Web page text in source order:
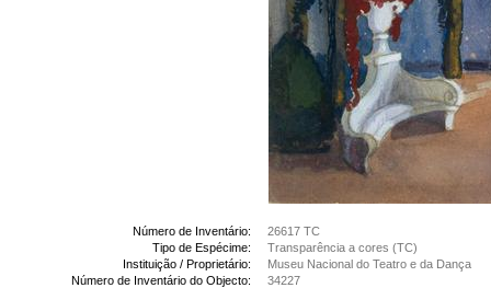
Número de Inventário:
26617 TC
Tipo de Espécime:
Transparência a cores (TC)
Instituição / Proprietário:
Museu Nacional do Teatro e da Dança
Número de Inventário do Objecto:
34227